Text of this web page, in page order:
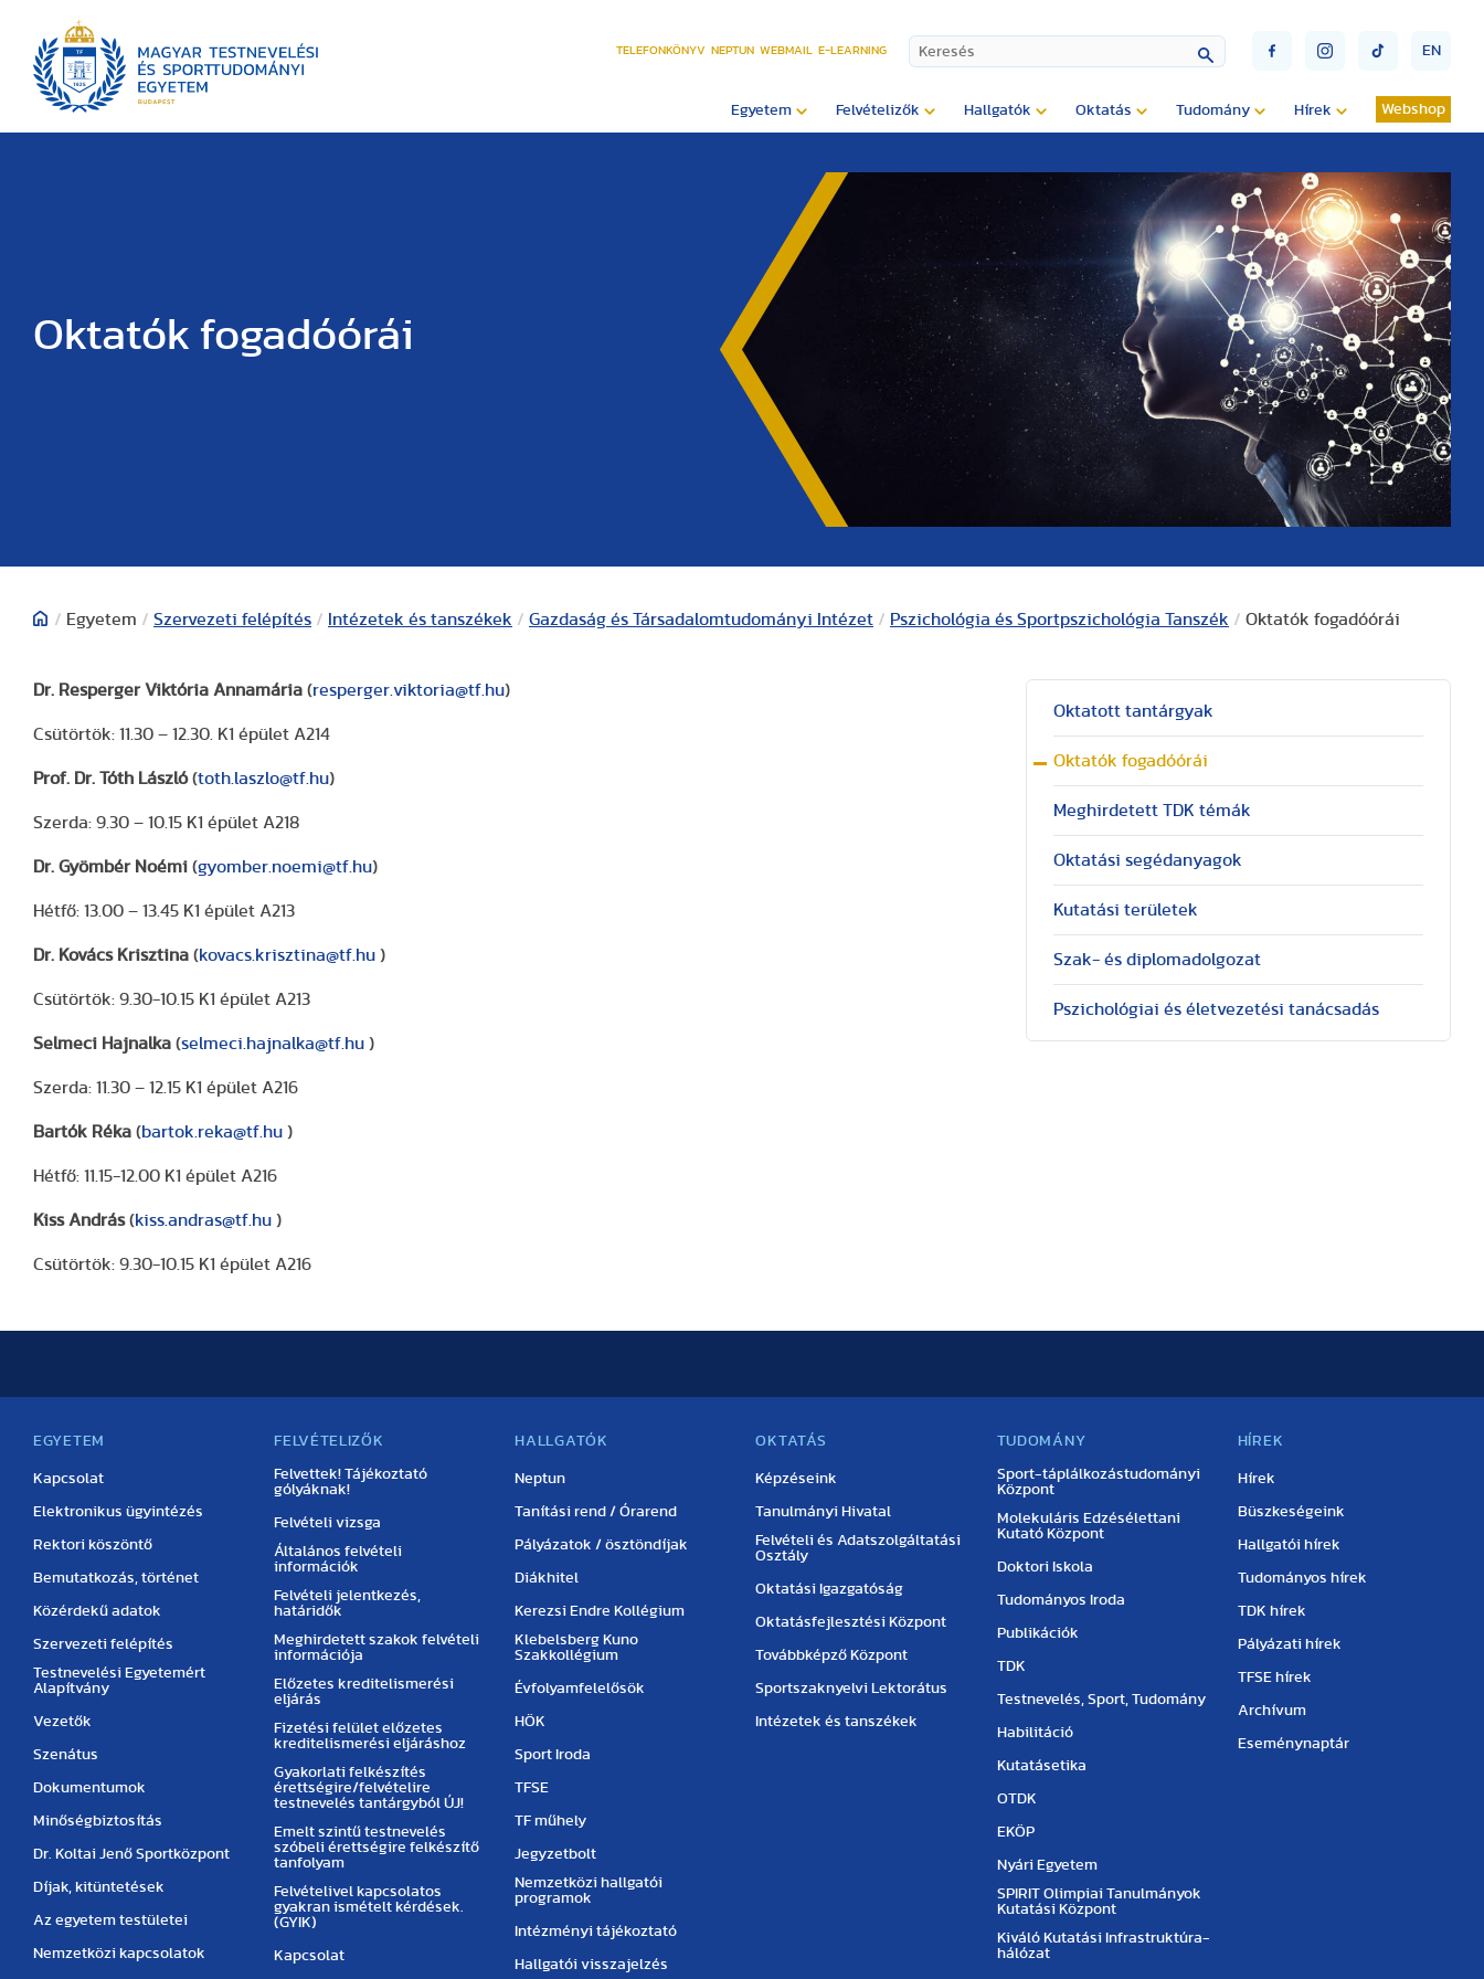
TELEFONKÖNYV NEPTUN WEBMAIL E-LEARNING EN
Egyetem Felvételizők Hallgatók Oktatás Tudomány Hírek Webshop
Oktatók fogadóórái
/ Egyetem / Szervezeti felépítés / Intézetek és tanszékek / Gazdaság és Társadalomtudományi Intézet / Pszichológia és Sportpszichológia Tanszék / Oktatók fogadóórái
Dr. Resperger Viktória Annamária (resperger.viktoria@tf.hu)
Csütörtök: 11.30 – 12.30. K1 épület A214
Prof. Dr. Tóth László(toth.laszlo@tf.hu)
Szerda: 9.30 – 10.15 K1 épület A218
Dr. Gyömbér Noémi (gyomber.noemi@tf.hu)
Hétfő: 13.00 – 13.45 K1 épület A213
Dr. Kovács Krisztina (kovacs.krisztina@tf.hu )
Csütörtök: 9.30-10.15 K1 épület A213
Selmeci Hajnalka (selmeci.hajnalka@tf.hu )
Szerda: 11.30 – 12.15 K1 épület A216
Bartók Réka (bartok.reka@tf.hu )
Hétfő: 11.15-12.00 K1 épület A216
Kiss András(kiss.andras@tf.hu )
Csütörtök: 9.30-10.15 K1 épület A216
Oktatott tantárgyak
Oktatók fogadóórái
Meghirdetett TDK témák
Oktatási segédanyagok
Kutatási területek
Szak- és diplomadolgozat
Pszichológiai és életvezetési tanácsadás
EGYETEM
Kapcsolat
Elektronikus ügyintézés
Rektori köszöntő
Bemutatkozás, történet
Közérdekű adatok
Szervezeti felépítés
Testnevelési Egyetemért
Alapítvány
Vezetők
Szenátus
Dokumentumok
Minőségbiztosítás
Dr. Koltai Jenő Sportközpont
Díjak, kitüntetések
Az egyetem testületei
Nemzetközi kapcsolatok
FELVÉTELIZŐK
Felvettek! Tájékoztató
gólyáknak!
Felvételi vizsga
Általános felvételi
információk
Felvételi jelentkezés,
határidők
Meghirdetett szakok felvételi
információja
Előzetes kreditelismerési
eljárás
Fizetési felület előzetes
kreditelismerési eljáráshoz
Gyakorlati felkészítés
érettségire/felvételire
testnevelés tantárgyból ÚJ!
Emelt szintű testnevelés
szóbeli érettségire felkészítő
tanfolyam
Felvételivel kapcsolatos
gyakran ismételt kérdések.
(GYIK)
Kapcsolat
HALLGATÓK
Neptun
Tanítási rend / Órarend
Pályázatok / ösztöndíjak
Diákhitel
Kerezsi Endre Kollégium
Klebelsberg Kuno
Szakkollégium
Évfolyamfelelősök
HÖK
Sport Iroda
TFSE
TF műhely
Jegyzetbolt
Nemzetközi hallgatói
programok
Intézményi tájékoztató
Hallgatói visszajelzés
OKTATÁS
Képzéseink
Tanulmányi Hivatal
Felvételi és Adatszolgáltatási
Osztály
Oktatási Igazgatóság
Oktatásfejlesztési Központ
Továbbképző Központ
Sportszaknyelvi Lektorátus
Intézetek és tanszékek
TUDOMÁNY
Sport-táplálkozástudományi
Központ
Molekuláris Edzésélettani
Kutató Központ
Doktori Iskola
Tudományos Iroda
Publikációk
TDK
Testnevelés, Sport, Tudomány
Habilitáció
Kutatásetika
OTDK
EKÖP
Nyári Egyetem
SPIRIT Olimpiai Tanulmányok
Kutatási Központ
Kiváló Kutatási Infrastruktúra-
hálózat
HÍREK
Hírek
Büszkeségeink
Hallgatói hírek
Tudományos hírek
TDK hírek
Pályázati hírek
TFSE hírek
Archívum
Eseménynaptár